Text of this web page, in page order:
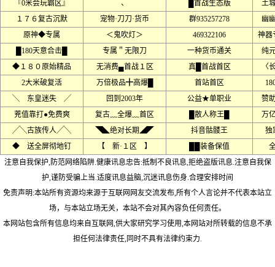
『0米会玩霸区』
、 █首战生态版
土
１７６复古沉默
宠物·刀刀·货币 群935257278
幽
原神◆专属
＜鬼吹灯＞ 469322106
神器
█180天意合击█
专属＂无限刀 一种货币通关
纯
◆１８０原始精品
无消费▄首战１区 真█首战首区
〈
2大米破复活
万倍极品╋高爆█ 首站首区
╲ 东皇迷失 ╱
回到2003年 公益★单职业
赞
茺值靠打●免费爽
复古﹏全爆﹏首区 █散人称王█
万
╱╲古族传人╱╲
◥◣绝对长期◢◤ 抖音骷髅王
◆ 送全屏彻地钉
【 新·１区 】 ██装备保值
注意自我保护,防范网络陷阱.健康讯息忠告:抵制不良讯息,拒绝盗版讯息.注意自我保
护,谨防受骗上当.适度讯息益脑,沉迷讯息伤身.合理安排时间
免责声明:本站所有资源均来源于互联网网友交流发布,所有个人言论并不代表本站立
场，与本站立场无关，本站不会对其內容负任何责任。
本网站包含所有信息均来自互联网,供大家研究学习使用,本网站对所转载的信息不承
担任何法律责任,同时不具有法律约束力.